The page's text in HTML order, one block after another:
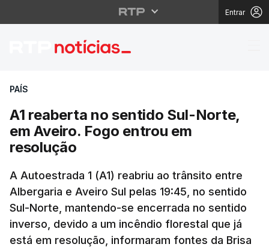
Entrar
A1 reaberta no
PAÍS
A1 reaberta no sentido Sul-Norte,
em Aveiro. Fogo entrou em
resolução
A Autoestrada 1 (A1) reabriu ao trânsito entre
Albergaria e Aveiro Sul pelas 19:45, no sentido
Sul-Norte, mantendo-se encerrada no sentido
inverso, devido a um incêndio florestal que já
está em resolução, informaram fontes da Brisa